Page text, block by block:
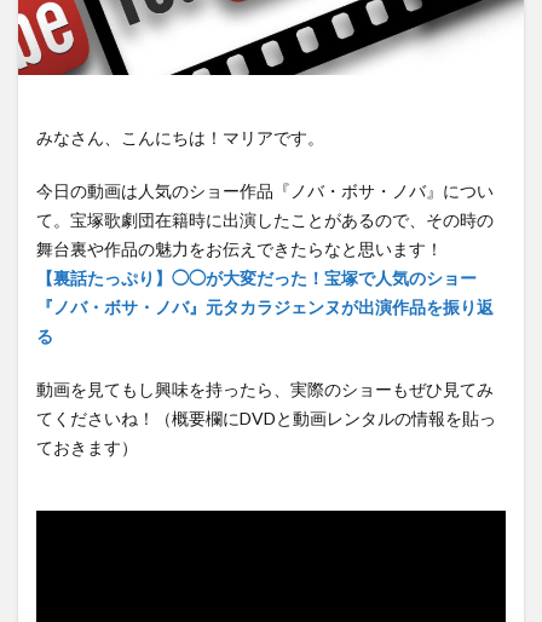
みなさん、こんにちは！マリアです。
今日の動画は人気のショー作品『ノバ・ボサ・ノバ』につい
て。宝塚歌劇団在籍時に出演したことがあるので、その時の
舞台裏や作品の魅力をお伝えできたらなと思います！
【裏話たっぷり】◯◯が大変だった！宝塚で人気のショー
『ノバ・ボサ・ノバ』元タカラジェンヌが出演作品を振り返
る
動画を見てもし興味を持ったら、実際のショーもぜひ見てみ
てくださいね！（概要欄にDVDと動画レンタルの情報を貼っ
ておきます）